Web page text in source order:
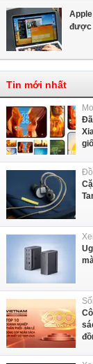
được
Tin mới nhất